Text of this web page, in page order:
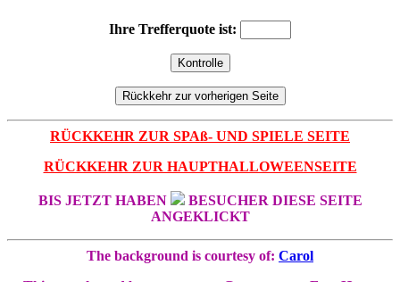
Ihre Trefferquote ist:
RÜCKKEHR ZUR SPAß- UND SPIELE SEITE
RÜCKKEHR ZUR HAUPTHALLOWEENSEITE
BIS JETZT HABEN
BESUCHER DIESE SEITE
ANGEKLICKT
The background is courtesy of: Carol